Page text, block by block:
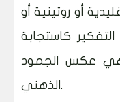
أو روتينية أو
كاستجابة
هي عكس الجمود
الذهني.